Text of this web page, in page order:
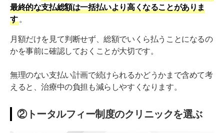
最終的な支払総額は一括払いより高くなることがありま
す 。
月額だけを見て判断せず、総額でいくら払うことになるの
かを事前に確認しておくことが大切です。
無理のない支払い計画で続けられるかどうかまで含めて考
えると、治療中の負担も減らしやすくなります。
②トータルフィー制度のクリニックを選ぶ